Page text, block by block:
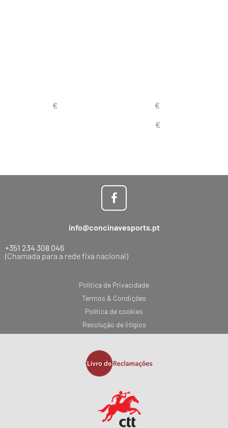
Política de Privacidade
Termos & Condições
Política de cookies
Resolução de litígios
info@concinavesports.pt
+351 234 308 046
(Chamada para a rede fixa nacional)